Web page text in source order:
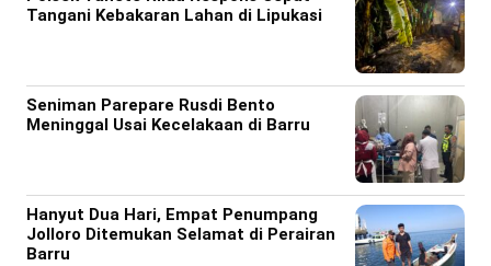
Tangani Kebakaran Lahan di Lipukasi
Seniman Parepare Rusdi Bento
Meninggal Usai Kecelakaan di Barru
Hanyut Dua Hari, Empat Penumpang
Jolloro Ditemukan Selamat di Perairan
Barru